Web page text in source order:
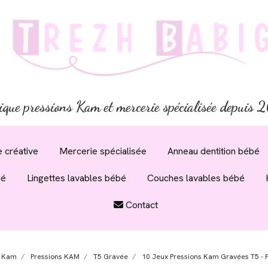
pressions Kam et mercerie spécialisée
créative Mercerie spécialisée Anneau dentition bébé
Lingettes lavables bébé Couches lavables bébé
Contact
Pressions KAM T5 Gravée 10 Jeux Pressions Kam Gravées T5 -